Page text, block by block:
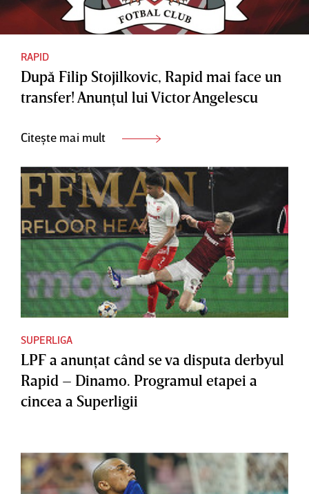
RAPID
După Filip Stojilkovic, Rapid mai face un
transfer! Anunţul lui Victor Angelescu
Citește mai mult
SUPERLIGA
LPF a anunţat când se va disputa derbyul
Rapid – Dinamo. Programul etapei a
cincea a Superligii